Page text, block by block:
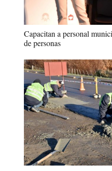
Capacitan a personal
de personas